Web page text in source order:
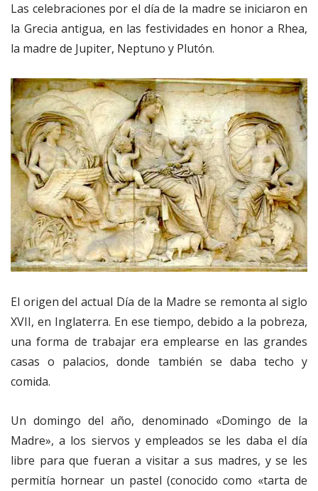
Las celebraciones por el día de la madre se iniciaron en
la Grecia antigua, en las festividades en honor a Rhea,
la madre de Jupiter, Neptuno y Plutón.
El origen del actual Día de la Madre se remonta al siglo
XVII, en Inglaterra. En ese tiempo, debido a la pobreza,
una forma de trabajar era emplearse en las grandes
casas o palacios, donde también se daba techo y
comida.
Un domingo del año, denominado «Domingo de la
Madre», a los siervos y empleados se les daba el día
libre para que fueran a visitar a sus madres, y se les
permitía hornear un pastel (conocido como «tarta de